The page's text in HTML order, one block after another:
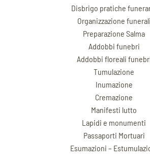
Disbrigo pratiche
Organizzazione funerali
Preparazione Salma
Addobbi funebri
Addobbi floreali
Tumulazione
Inumazione
Cremazione
Manifesti lutto
Lapidi e monumenti
Passaporti Mortuari
Esumazioni –